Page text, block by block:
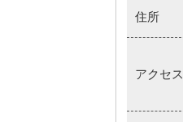
住所
アクセス